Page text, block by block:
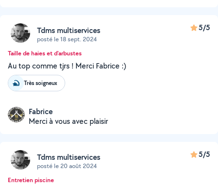
Tdms multiservices
posté le 18 sept. 2024
5/5
Taille de haies et d'arbustes
Au top comme tjrs ! Merci Fabrice :)
Très soigneux
Fabrice
Merci à vous avec plaisir
Tdms multiservices
posté le 20 août 2024
5/5
Entretien piscine